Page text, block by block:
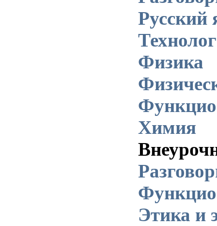
Русский
Физика
Химия
Этика и